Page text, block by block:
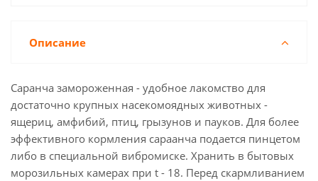
Описание
Саранча замороженная - удобное лакомство для
достаточно крупных насекомоядных животных -
ящериц, амфибий, птиц, грызунов и пауков. Для более
эффективного кормления сараанча подается пинцетом
либо в специальной вибромиске. Хранить в бытовых
морозильных камерах при t - 18. Перед скармливанием